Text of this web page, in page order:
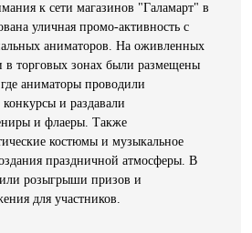
к сети магазинов "Галамарт" в
уличная промо-активность с
аниматоров. На оживленных
в торговых зонах были размещены
аниматоры проводили
и раздавали
и флаеры. Также
костюмы и музыкальное
праздничной атмосферы. В
розыгрыши призов и
для участников.